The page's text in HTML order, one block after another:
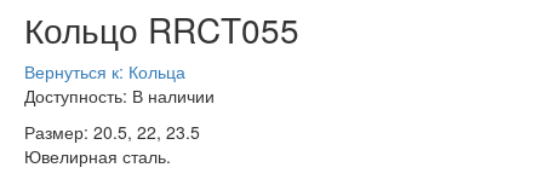
Кольцо RRCT055
Вернуться к: Кольца
Доступность: В наличии
Размер: 20.5, 22, 23.5
Ювелирная сталь.